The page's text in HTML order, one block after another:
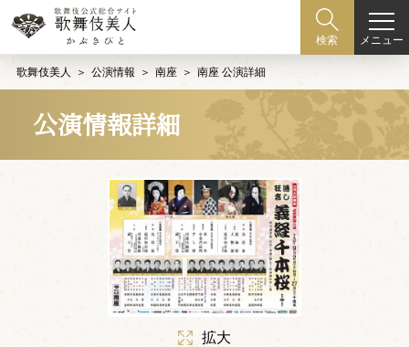
検索 メニュー
歌舞伎美人 公演情報 南座 南座 公演詳細
公演情報詳細
拡大